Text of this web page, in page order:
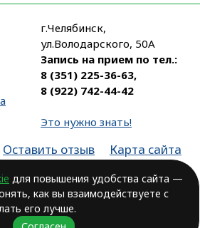
г.Челябинск,
ул.Володарского, 50А
Запись на прием по тел.:
8 (351) 225-36-63,
8 (922) 742-44-42
Это нужно знать!
Оставить отзыв
Карта сайта
от 14.10.2016, выдана Министерством
Челябинской области
для повышения удобства сайта —
как вы взаимодействуете с
его лучше.